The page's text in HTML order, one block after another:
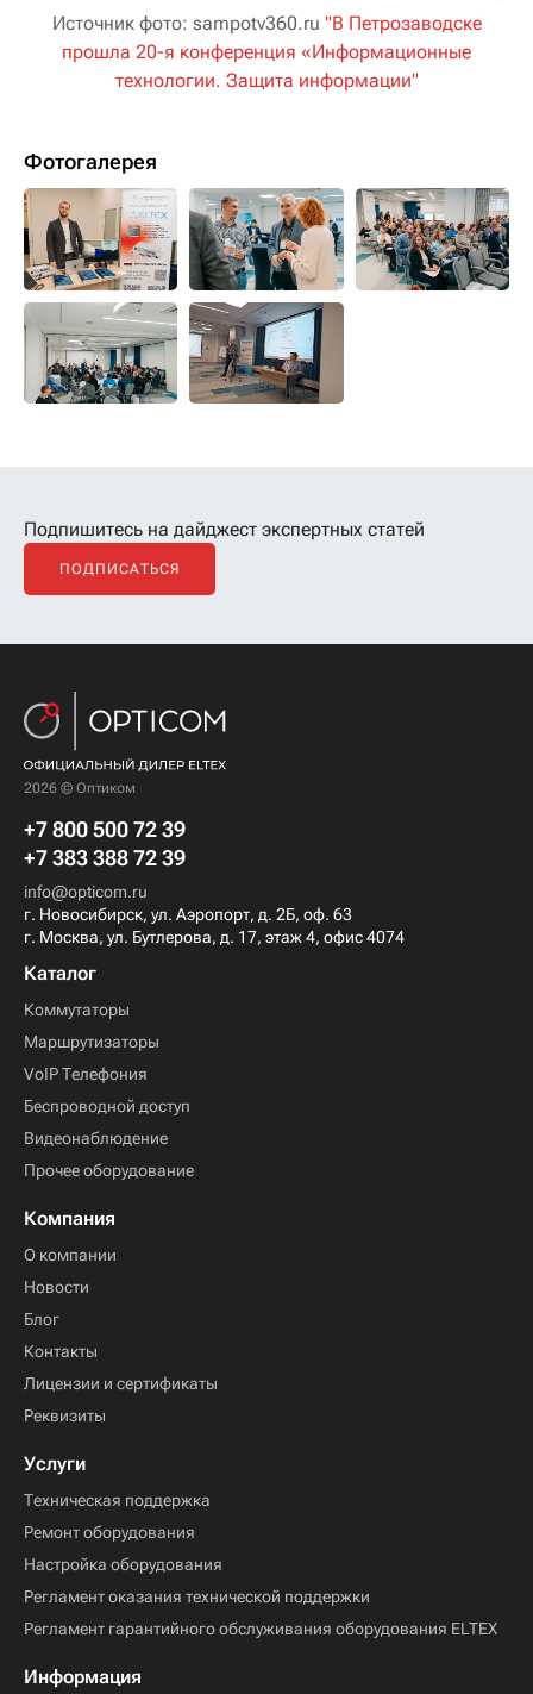
Источник фото: sampotv360.ru "В Петрозаводске
прошла 20-я конференция «Информационные
технологии. Защита информации"
Фотогалерея
Подпишитесь на дайджест экспертных статей
ПОДПИСАТЬСЯ
2026 © Оптиком
+7 800 500 72 39
+7 383 388 72 39
info@opticom.ru
г. Новосибирск, ул. Аэропорт, д. 2Б, оф. 63
г. Москва, ул. Бутлерова, д. 17, этаж 4, офис 4074
Каталог
Коммутаторы
Маршрутизаторы
VoIP Телефония
Беспроводной доступ
Видеонаблюдение
Прочее оборудование
Компания
О компании
Новости
Блог
Контакты
Лицензии и сертификаты
Реквизиты
Услуги
Техническая поддержка
Ремонт оборудования
Настройка оборудования
Регламент оказания технической поддержки
Регламент гарантийного обслуживания оборудования ELTEX
Информация